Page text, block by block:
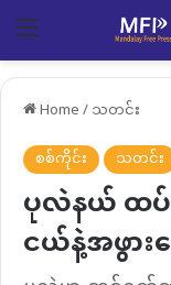
Menu
Home/သတင်း
စစ်ကိုင်း
သတင်း
ပုလဲနယ် ထပ်
ငယ်နဲ့အဖွား